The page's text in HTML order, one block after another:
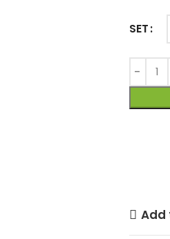
SET
Add